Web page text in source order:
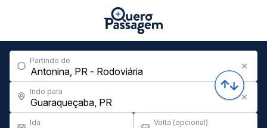
Partindo de
Indo para
Ida Volta (opcional)